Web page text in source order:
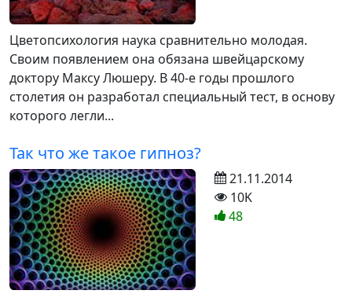
Цветопсихология наука сравнительно молодая.
Своим появлением она обязана швейцарскому
доктору Максу Люшеру. В 40-е годы прошлого
столетия он разработал специальный тест, в основу
которого легли...
Так что же такое гипноз?
21.11.2014
10K
48